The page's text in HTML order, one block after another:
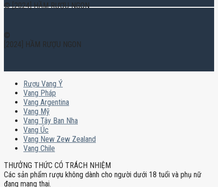
© [2024] HẦM RƯỢU NGON
©
[2024] HẦM RƯỢU NGON
Rượu Vang Ý
Vang Pháp
Vang Argentina
Vang Mỹ
Vang Tây Ban Nha
Vang Úc
Vang New Zew Zealand
Vang Chile
THƯỞNG THỨC CÓ TRÁCH NHIỆM
Các sản phẩm rượu không dành cho người dưới 18 tuổi và phụ nữ
đang mang thai.